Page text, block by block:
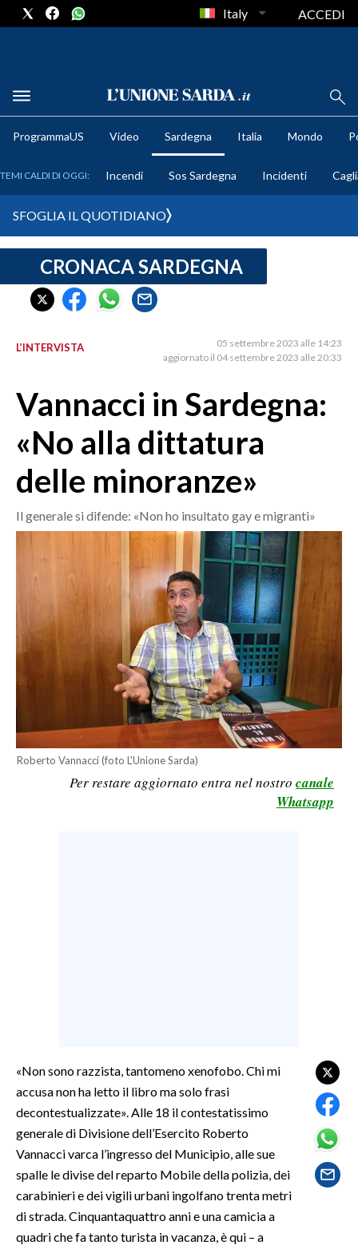
METEO
CRONACA SARDEGNA
CAGLIARI
SULCIS IGLESIENTE
SASSARI E PROVINCIA
GALLURA
OGLIASTRA
CRONACA
POLITICA
SERVIZI ALLE IMPRESE
LAVORO
BANDI
CULTURA
SPETTACOLI
SALUTE
SARDEGNA TURISMO
Italy ACCEDI
ProgrammaUS Video Sardegna Italia Mondo
TEMI CALDI DI OGGI: Incendi Sos Sardegna Incidenti
SFOGLIA IL QUOTIDIANO
CRONACA SARDEGNA
L’INTERVISTA
05 settembre 2023 alle 14:23
aggiornato il 04 settembre 2023 alle 20:33
Vannacci in Sardegna:
«No alla dittatura
delle minoranze»
Il generale si difende: «Non ho insultato gay e migranti»
Roberto Vannacci (foto L'Unione Sarda)
Per restare aggiornato entra nel nostro canale
Whatsapp
«Non sono razzista, tantomeno xenofobo. Chi mi
accusa non ha letto il libro ma solo frasi
decontestualizzate». Alle 18 il contestatissimo
generale di Divisione dell’Esercito Roberto
Vannacci varca l’ingresso del Municipio, alle sue
spalle le divise del reparto Mobile della polizia, dei
carabinieri e dei vigili urbani ingolfano trenta metri
di strada. Cinquantaquattro anni e una camicia a
quadri che fa tanto turista in vacanza, è qui – a